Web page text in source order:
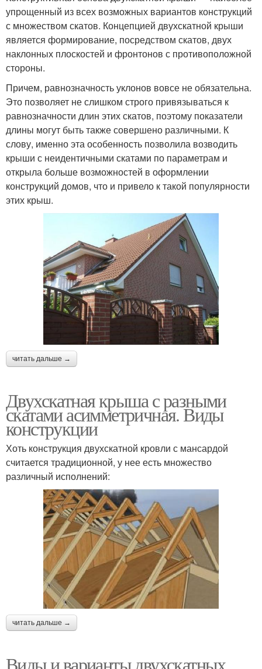
упрощенный из всех возможных вариантов конструкций
с множеством скатов. Концепцией двухскатной крыши
является формирование, посредством скатов, двух
наклонных плоскостей и фронтонов с противоположной
стороны.
Причем, равнозначность уклонов вовсе не обязательна.
Это позволяет не слишком строго привязываться к
равнозначности длин этих скатов, поэтому показатели
длины могут быть также совершено различными. К
слову, именно эта особенность позволила возводить
крыши с неидентичными скатами по параметрам и
открыла больше возможностей в оформлении
конструкций домов, что и привело к такой популярности
этих крыш.
читать дальше →
Двухскатная крыша с разными
скатами асимметричная. Виды
конструкции
Хоть конструкция двухскатной кровли с мансардой
считается традиционной, у нее есть множество
различный исполнений:
читать дальше →